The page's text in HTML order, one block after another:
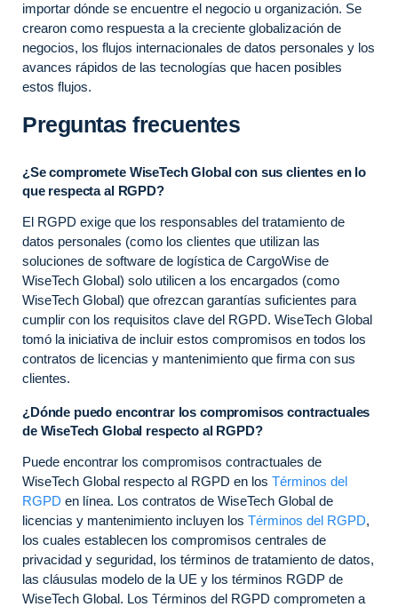
importar dónde se encuentre el negocio u organización. Se
crearon como respuesta a la creciente globalización de
negocios, los flujos internacionales de datos personales y los
avances rápidos de las tecnologías que hacen posibles
estos flujos.
Preguntas frecuentes
¿Se compromete WiseTech Global con sus clientes en lo
que respecta al RGPD?
El RGPD exige que los responsables del tratamiento de
datos personales (como los clientes que utilizan las
soluciones de software de logística de CargoWise de
WiseTech Global) solo utilicen a los encargados (como
WiseTech Global) que ofrezcan garantías suficientes para
cumplir con los requisitos clave del RGPD. WiseTech Global
tomó la iniciativa de incluir estos compromisos en todos los
contratos de licencias y mantenimiento que firma con sus
clientes.
¿Dónde puedo encontrar los compromisos contractuales
de WiseTech Global respecto al RGPD?
Puede encontrar los compromisos contractuales de
WiseTech Global respecto al RGPD en los Términos del
RGPD en línea. Los contratos de WiseTech Global de
licencias y mantenimiento incluyen los Términos del RGPD,
los cuales establecen los compromisos centrales de
privacidad y seguridad, los términos de tratamiento de datos,
las cláusulas modelo de la UE y los términos RGDP de
WiseTech Global. Los Términos del RGPD comprometen a